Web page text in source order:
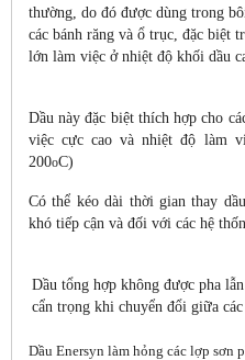
thường, do đó được dùng trong
các bánh răng và ổ trục, đặc biệt
lớn làm việc ở nhiệt độ khối dầu
Dầu này đặc biệt thích hợp cho
việc cực cao và nhiệt độ làm
200oC)
Có thể kéo dài thời gian thay
khó tiếp cận và đối với các hệ
Dầu tổng hợp không được pha
cẩn trọng khi chuyển đổi giữa các
Dầu Enersyn làm hỏng các lợp sơn